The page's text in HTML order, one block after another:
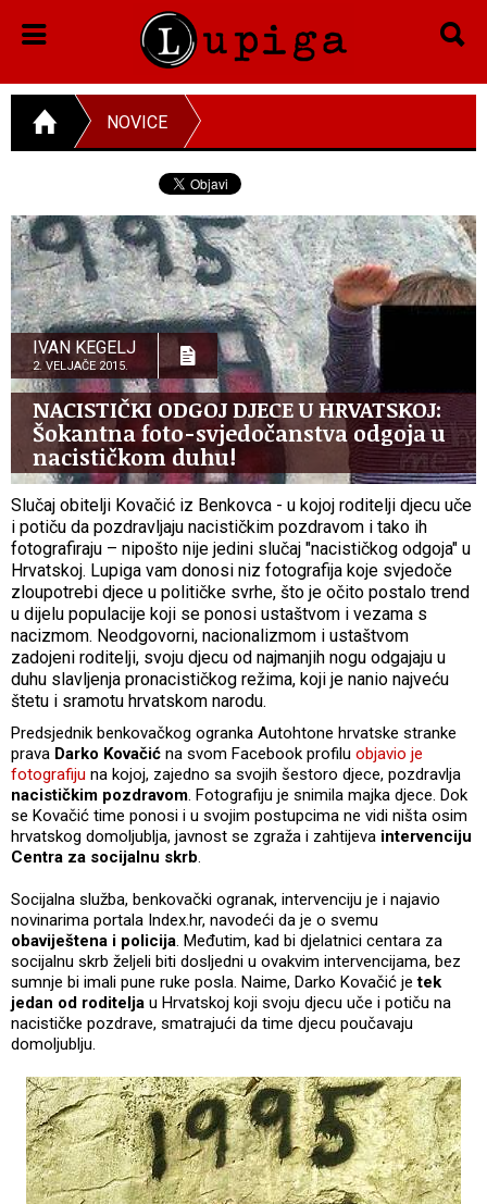
NOVICE
IVAN KEGELJ
2. VELJAČE 2015.
NACISTIČKI ODGOJ DJECE U HRVATSKOJ:
Šokantna foto-svjedočanstva odgoja u
nacističkom duhu!
Slučaj obitelji Kovačić iz Benkovca - u kojoj roditelji djecu uče
i potiču da pozdravljaju nacističkim pozdravom i tako ih
fotografiraju – nipošto nije jedini slučaj "nacističkog odgoja" u
Hrvatskoj. Lupiga vam donosi niz fotografija koje svjedoče
zloupotrebi djece u političke svrhe, što je očito postalo trend
u dijelu populacije koji se ponosi ustaštvom i vezama s
nacizmom. Neodgovorni, nacionalizmom i ustaštvom
zadojeni roditelji, svoju djecu od najmanjih nogu odgajaju u
duhu slavljenja pronacističkog režima, koji je nanio najveću
štetu i sramotu hrvatskom narodu.
Predsjednik benkovačkog ogranka Autohtone hrvatske stranke
prava Darko Kovačić na svom Facebook profilu objavio je
fotografiju na kojoj, zajedno sa svojih šestoro djece, pozdravlja
nacističkim pozdravom. Fotografiju je snimila majka djece. Dok
se Kovačić time ponosi i u svojim postupcima ne vidi ništa osim
hrvatskog domoljublja, javnost se zgraža i zahtijeva intervenciju
Centra za socijalnu skrb.
Socijalna služba, benkovački ogranak, intervenciju je i najavio
novinarima portala Index.hr, navodeći da je o svemu
obaviještena i policija. Međutim, kad bi djelatnici centara za
socijalnu skrb željeli biti dosljedni u ovakvim intervencijama, bez
sumnje bi imali pune ruke posla. Naime, Darko Kovačić jetek
jedan od roditelja u Hrvatskoj koji svoju djecu uče i potiču na
nacističke pozdrave, smatrajući da time djecu poučavaju
domoljublju.